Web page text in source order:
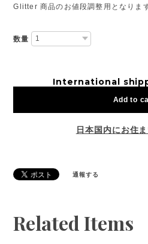
Glitter 商品のお値段調整用となります
数量
International
Add to
日本国内にお住
通報する
Related Items